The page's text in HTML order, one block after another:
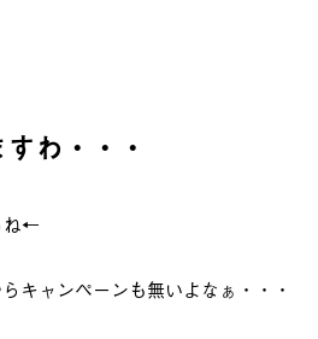
わ・・・
ね←
キャンペーンも無いよなぁ・・・